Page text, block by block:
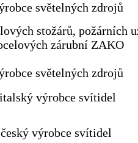
světelných zdrojů
stožárů, požárních
zárubní ZAKO
světelných zdrojů
italský výrobce svítidel
český výrobce svítidel